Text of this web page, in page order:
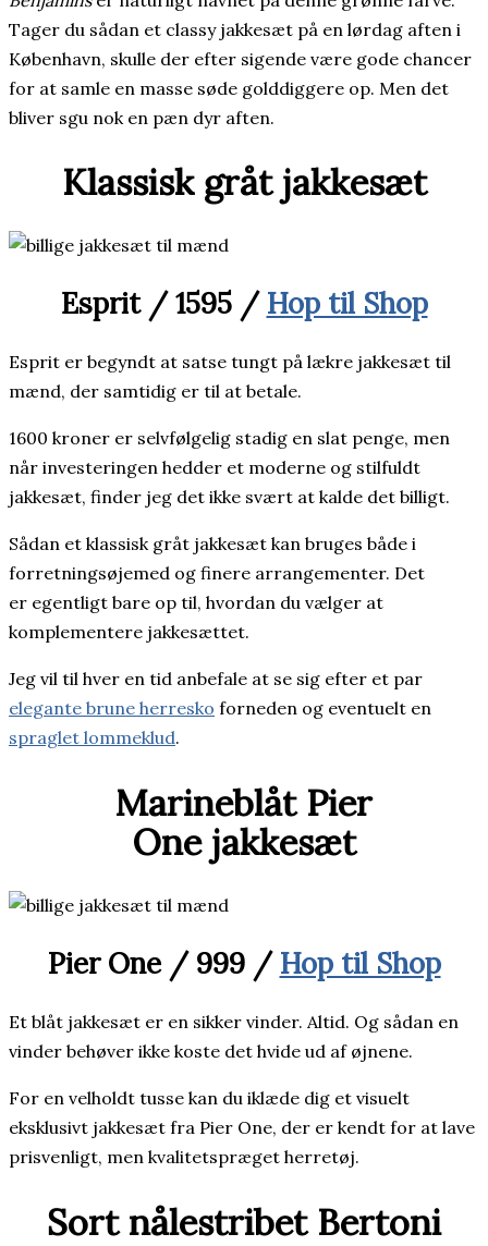
Tager du sådan et classy jakkesæt på en lørdag aften i
København, skulle der efter sigende være gode chancer
for at samle en masse søde golddiggere op. Men det
bliver sgu nok en pæn dyr aften.
Klassisk gråt jakkesæt
Esprit / 1595 / Hop til Shop
Esprit er begyndt at satse tungt på lækre jakkesæt til
mænd, der samtidig er til at betale.
1600 kroner er selvfølgelig stadig en slat penge, men
når investeringen hedder et moderne og stilfuldt
jakkesæt, finder jeg det ikke svært at kalde det billigt.
Sådan et klassisk gråt jakkesæt kan bruges både i
forretningsøjemed og finere arrangementer. Det
er egentligt bare op til, hvordan du vælger at
komplementere jakkesættet.
Jeg vil til hver en tid anbefale at se sig efter et par
elegante brune herresko forneden og eventuelt en
spraglet lommeklud.
Marineblåt Pier
One jakkesæt
Pier One / 999 / Hop til Shop
Et blåt jakkesæt er en sikker vinder. Altid. Og sådan en
vinder behøver ikke koste det hvide ud af øjnene.
For en velholdt tusse kan du iklæde dig et visuelt
eksklusivt jakkesæt fra Pier One, der er kendt for at lave
prisvenligt, men kvalitetspræget herretøj.
Sort nålestribet Bertoni